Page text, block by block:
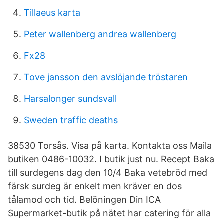
Tillaeus karta
Peter wallenberg andrea wallenberg
Fx28
Tove jansson den avslöjande tröstaren
Harsalonger sundsvall
Sweden traffic deaths
38530 Torsås. Visa på karta. Kontakta oss Maila
butiken 0486-10032. I butik just nu. Recept Baka
till surdegens dag den 10/4 Baka vetebröd med
färsk surdeg är enkelt men kräver en dos
tålamod och tid. Belöningen Din ICA
Supermarket-butik på nätet har catering för alla